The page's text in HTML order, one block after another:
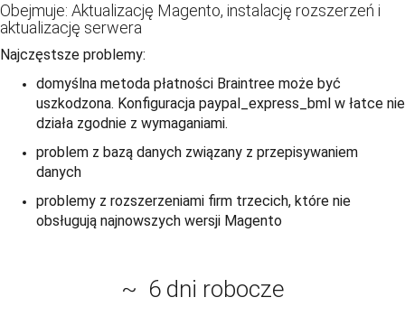
Obejmuje: Aktualizację Magento, instalację rozszerzeń i
aktualizację serwera
Najczęstsze problemy:
domyślna metoda płatności Braintree może być
uszkodzona. Konfiguracja paypal_express_bml w łatce nie
działa zgodnie z wymaganiami.
problem z bazą danych związany z przepisywaniem
danych
problemy z rozszerzeniami firm trzecich, które nie
obsługują najnowszych wersji Magento
~ 6 dni robocze